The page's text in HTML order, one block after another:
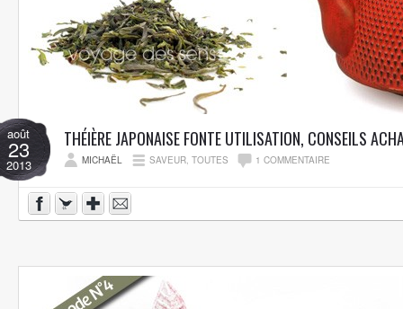
août
23
2013
THÉIÈRE JAPONAISE FONTE UTILISATION, CONSEILS
MICHAËL SAVEUR, TOUTES 1 COMMENTAIRE